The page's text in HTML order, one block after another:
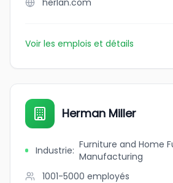
herlan.com
Voir les emplois et détails
Herman Miller
Industrie: Furniture and Home
Manufacturing
1001-5000 employés